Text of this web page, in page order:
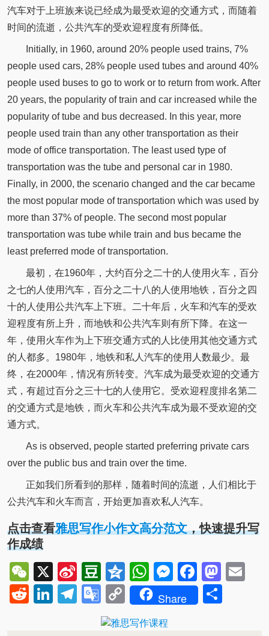
汽车对于上班族来说已经成为最受欢迎的交通方式，而随着
时间的流逝，公共汽车的受欢迎程度有所降低。
Initially, in 1960, around 20% people used trains, 7%
people used cars, 28% people used tubes and around 40%
people used buses to go to work or to return from work. After
20 years, the popularity of train and car increased while the
popularity of tube and bus decreased. In this year, more
people used train than any other transportation as their
mode of office transportation. The least used type of
transportation was the tube and personal car in 1980.
Finally, in 2000, the scenario changed and the car became
the most popular mode of transportation which was used by
more than 37% of people. The second most popular
transportation was tube while train and bus became the
least preferred mode of transportation.
最初，在1960年，大约百分之二十的人使用火车，百分
之七的人使用汽车，百分之二十八的人使用地铁，百分之四
十的人使用公共汽车上下班。二十年后，火车和汽车的受欢
迎程度有所上升，而地铁和公共汽车则有所下降。在这一
年，使用火车作为上下班交通方式的人比使用其他交通方式
的人都多。1980年，地铁和私人汽车的使用人数最少。最
终，在2000年，情况有所转变。汽车成为最受欢迎的交通方
式，有超过百分之三十七的人使用它。受欢迎程度排名第二
的交通方式是地铁，而火车和公共汽车成为最不受欢迎的交
通方式。
As is observed, people started preferring private cars
over the public bus and train over the time.
正如我们所看到的那样，随着时间的流逝，人们相比于
公共汽车和火车而言，开始更加喜欢私人汽车。
点击查看雅思写作小作文高分范文，快速提升写
作成绩
WeChat
X
Sina
Weibo
Douban
QzoneWhatsApp
Messenger
RedditLinkedIn
Telegram
Google
Translate
Copy
Link
Share